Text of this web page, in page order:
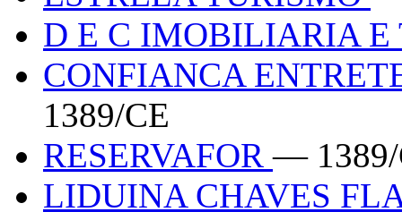
D E C IMOBILIARIA
CONFIANCA
1389/CE
RESERVAFOR— 1389/
LIDUINA CHAVES